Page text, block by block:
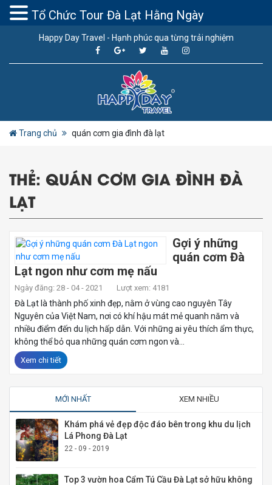
Happy Day Travel - Hạnh phúc qua từng trải nghiệm
Trang chủ quán cơm gia đình đà lạt
THẺ: QUÁN CƠM GIA ĐÌNH ĐÀ
LẠT
Gợi ý những
quán cơm Đà
Lạt ngon như cơm mẹ nấu
Ngày đăng: 28 - 04 - 2021 Lượt xem: 4181
Đà Lạt là thành phố xinh đẹp, nằm ở vùng cao nguyên Tây
Nguyên của Việt Nam, nơi có khí hậu mát mẻ quanh năm và
nhiều điểm đến du lịch hấp dẫn. Với những ai yêu thích ẩm thực,
không thể bỏ qua những quán cơm ngon và...
Xem chi tiết
MỚI NHẤT XEM NHIỀU
Khám phá vẻ đẹp độc đáo bên trong khu du lịch
Lá Phong Đà Lạt
22 - 09 - 2019
Top 3 vườn hoa Cẩm Tú Cầu Đà Lạt sở hữu không
Tổ Chức Tour Đà Lạt Hằng Ngày